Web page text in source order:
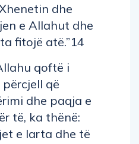
dhe
e Allahut dhe
fitojë atë.”14
qoftë i
që
dhe paqja e
të, ka thënë:
e larta dhe të